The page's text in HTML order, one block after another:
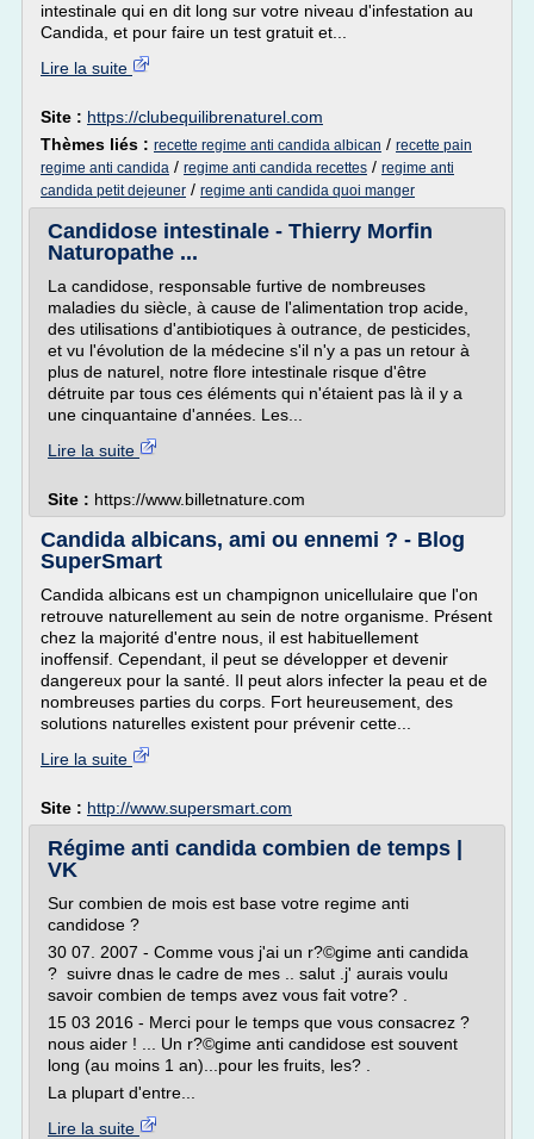
intestinale qui en dit long sur votre niveau d'infestation au
Candida, et pour faire un test gratuit et...
Lire la suite
Site : https://clubequilibrenaturel.com
Thèmes liés : recette regime anti candida albican / recette pain
regime anti candida / regime anti candida recettes / regime anti
candida petit dejeuner / regime anti candida quoi manger
Candidose intestinale - Thierry Morfin
Naturopathe ...
La candidose, responsable furtive de nombreuses
maladies du siècle, à cause de l'alimentation trop acide,
des utilisations d'antibiotiques à outrance, de pesticides,
et vu l'évolution de la médecine s'il n'y a pas un retour à
plus de naturel, notre flore intestinale risque d'être
détruite par tous ces éléments qui n'étaient pas là il y a
une cinquantaine d'années. Les...
Lire la suite
Site : https://www.billetnature.com
Candida albicans, ami ou ennemi ? - Blog
SuperSmart
Candida albicans est un champignon unicellulaire que l'on
retrouve naturellement au sein de notre organisme. Présent
chez la majorité d'entre nous, il est habituellement
inoffensif. Cependant, il peut se développer et devenir
dangereux pour la santé. Il peut alors infecter la peau et de
nombreuses parties du corps. Fort heureusement, des
solutions naturelles existent pour prévenir cette...
Lire la suite
Site : http://www.supersmart.com
Régime anti candida combien de temps |
VK
Sur combien de mois est base votre regime anti
candidose ?
30 07. 2007 - Comme vous j'ai un r?©gime anti candida
? suivre dnas le cadre de mes .. salut .j' aurais voulu
savoir combien de temps avez vous fait votre? .
15 03 2016 - Merci pour le temps que vous consacrez ?
nous aider ! ... Un r?©gime anti candidose est souvent
long (au moins 1 an)...pour les fruits, les? .
La plupart d'entre...
Lire la suite